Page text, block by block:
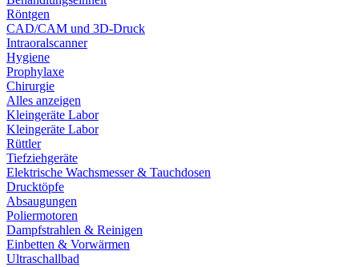
Röntgen
CAD/CAM und 3D-Druck
Intraoralscanner
Hygiene
Prophylaxe
Chirurgie
Alles anzeigen
Kleingeräte Labor
Kleingeräte Labor
Rüttler
Tiefziehgeräte
Elektrische Wachsmesser & Tauchdosen
Drucktöpfe
Absaugungen
Poliermotoren
Dampfstrahlen & Reinigen
Einbetten & Vorwärmen
Ultraschallbad